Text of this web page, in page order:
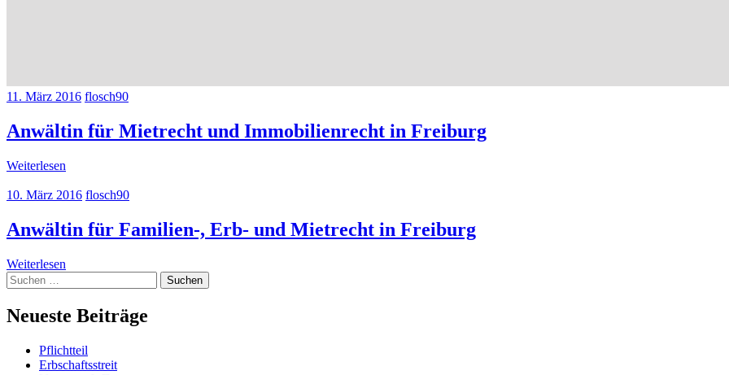
11. März 2016 flosch90
Anwältin für Mietrecht und Immobilienrecht in Freiburg
Weiterlesen
10. März 2016 flosch90
Anwältin für Familien-, Erb- und Mietrecht in Freiburg
Weiterlesen
Suchen
nach:
Neueste Beiträge
Pflichtteil
Erbschaftsstreit